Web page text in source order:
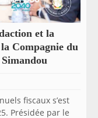
et la
Compagnie du
fiscaux s’est
Présidée par le